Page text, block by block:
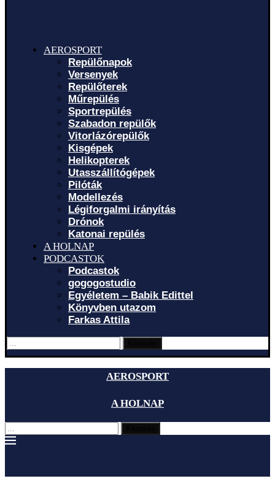
AEROSPORT
Repülőnapok
Versenyek
Repülőterek
Műrepülés
Sportrepülés
Szabadon repülők
Vitorlázórepülők
Kisgépek
Helikopterek
Utasszállítógépek
Pilóták
Modellezés
Légiforgalmi irányítás
Drónok
Katonai repülés
A HOLNAP
PODCASTOK
Podcastok
gogogostudio
Egyéletem – Babik Edittel
Könyvben utazom
Farkas Attila
AEROSPORT
A HOLNAP